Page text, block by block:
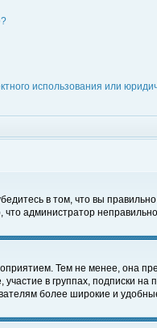
использования или
в том, что вы
что администратор
Тем не менее, она
в группах, подписки
более широкие и